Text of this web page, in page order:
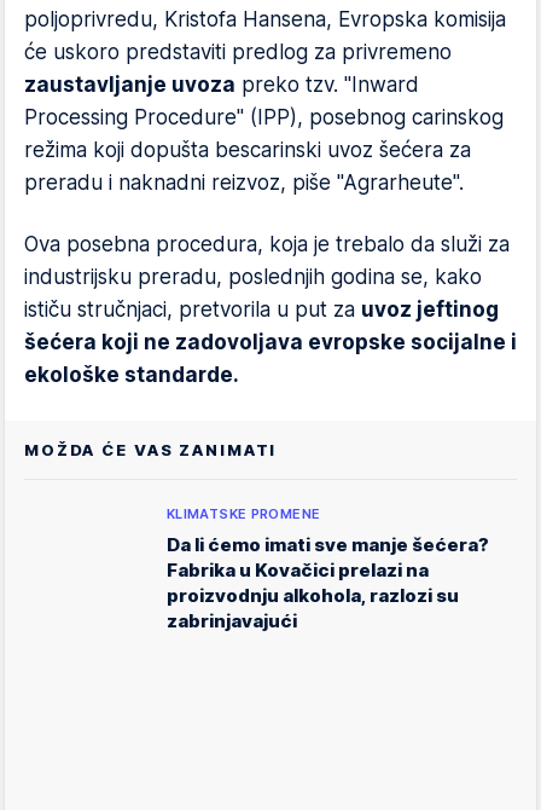
poljoprivredu, Kristofa Hansena, Evropska komisija
će uskoro predstaviti predlog za privremeno
zaustavljanje uvoza preko tzv. "Inward
Processing Procedure" (IPP), posebnog carinskog
režima koji dopušta bescarinski uvoz šećera za
preradu i naknadni reizvoz, piše "Agrarheute".
Ova posebna procedura, koja je trebalo da služi za
industrijsku preradu, poslednjih godina se, kako
ističu stručnjaci, pretvorila u put za uvoz jeftinog
šećera koji ne zadovoljava evropske socijalne i
ekološke standarde.
MOŽDA ĆE VAS ZANIMATI
KLIMATSKE PROMENE
Da li ćemo imati sve manje šećera?
Fabrika u Kovačici prelazi na
proizvodnju alkohola, razlozi su
zabrinjavajući